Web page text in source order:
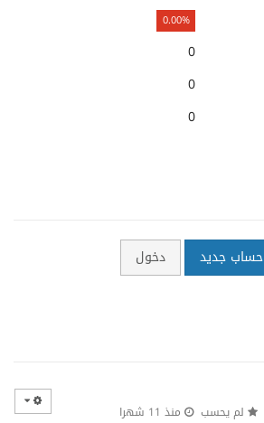
0.00%
0
0
0
حساب جديد دخول
لم يحسب منذ 11 شهرا